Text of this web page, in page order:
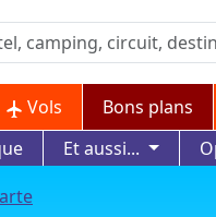
Vols Bons plans
Et aussi...